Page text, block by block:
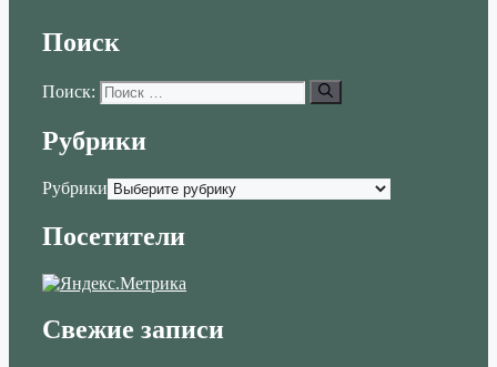
Поиск
Поиск:
Рубрики
Рубрики
Посетители
Свежие записи